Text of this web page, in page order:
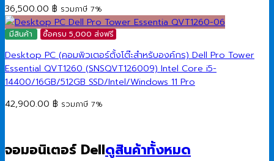
36,500.00 ฿ รวมภาษี 7%
มีสินค้า ซื้อครบ 5,000 ส่งฟรี
Desktop PC (คอมพิวเตอร์ตั้งโต๊ะสำหรับองค์กร) Dell Pro Tower
Essential QVT1260 (SNSQVT126009) Intel Core i5-
14400/16GB/512GB SSD/Intel/Windows 11 Pro
42,900.00 ฿ รวมภาษี 7%
จอมอนิเตอร์ Dellดูสินค้าทั้งหมด